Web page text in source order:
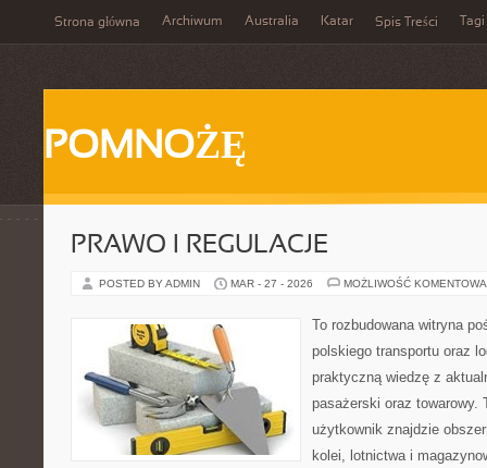
Strona główna Archiwum Australia Katar Spis Treści Tagi
POMNOŻĘ
PRAWO I REGULACJE
POSTED BY ADMIN MAR - 27 - 2026 MOŻLIWOŚĆ
To rozbudowana witryna
polskiego transportu oraz
praktyczną wiedzę z
pasażerski oraz towarowy.
użytkownik znajdzie
kolei, lotnictwa i